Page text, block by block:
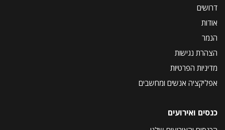
דרושים
אודות
הנמר
הצהרת נגישות
מדיניות הפרטיות
אפליקציה אנשים ומחשבים
כנסים ואירועים